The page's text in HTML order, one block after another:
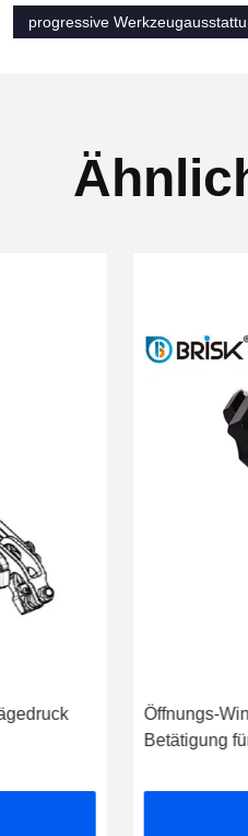
progressive
Öffnungs-
Betätigung